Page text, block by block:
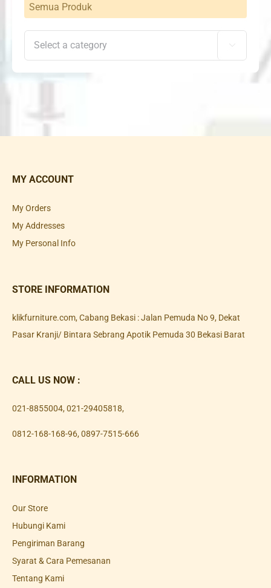
Semua Produk

MY ACCOUNT
My Orders
My Addresses
My Personal Info
STORE INFORMATION
klikfurniture.com, Cabang Bekasi : Jalan Pemuda No 9, Dekat
Pasar Kranji/ Bintara Sebrang Apotik Pemuda 30 Bekasi Barat
CALL US NOW :
021-8855004, 021-29405818,
0812-168-168-96, 0897-7515-666
INFORMATION
Our Store
Hubungi Kami
Pengiriman Barang
Syarat & Cara Pemesanan
Tentang Kami